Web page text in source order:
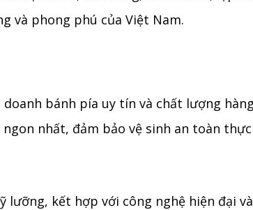
và phong phú của Việt Nam.
bánh pía uy tín và chất lượng
nhất, đảm bảo vệ sinh an toàn
lưỡng, kết hợp với công nghệ hiện đại